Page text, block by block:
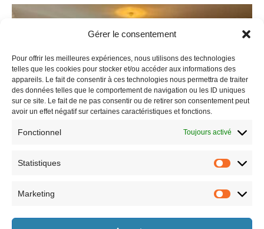
Gérer le consentement
Pour offrir les meilleures expériences, nous utilisons des technologies
telles que les cookies pour stocker et/ou accéder aux informations des
appareils. Le fait de consentir à ces technologies nous permettra de traiter
des données telles que le comportement de navigation ou les ID uniques
sur ce site. Le fait de ne pas consentir ou de retirer son consentement peut
avoir un effet négatif sur certaines caractéristiques et fonctions.
Fonctionnel Toujours activé
Statistiques
Marketing
Horaires